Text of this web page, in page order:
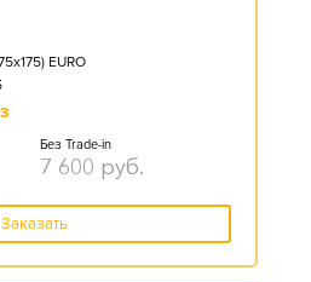
EURO
Без Trade-in
7 600 руб.
Заказать